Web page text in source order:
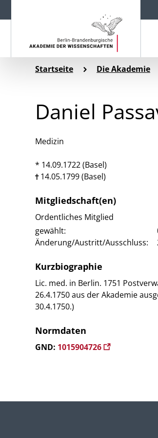
Startseite Die Akademie
Daniel
Medizin
* 14.09.1722 (Basel)
14.05.1799 (Basel)
Mitgliedschaft(en)
Ordentliches Mitglied
gewählt:
Änderung/Austritt/Ausschluss:
Kurzbiographie
Lic. med. in Berlin. 1751
26.4.1750 aus der Akademie
30.4.1750.)
Normdaten
GND: 1015904726